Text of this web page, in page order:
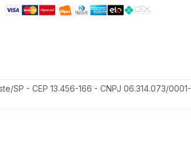
SP - CEP 13.456-166 - CNPJ 06.314.073/0001-